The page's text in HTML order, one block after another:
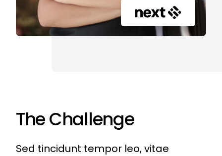
The Challenge
Sed tincidunt tempor leo, vitae